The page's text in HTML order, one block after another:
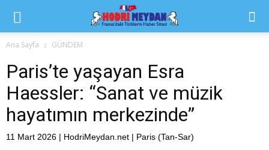
Ana Sayfa GÜNDEM
Paris’te yaşayan Esra
Haessler: “Sanat ve müzik
hayatımın merkezinde”
11 Mart 2026 | HodriMeydan.net | Paris (Tan-Sar)